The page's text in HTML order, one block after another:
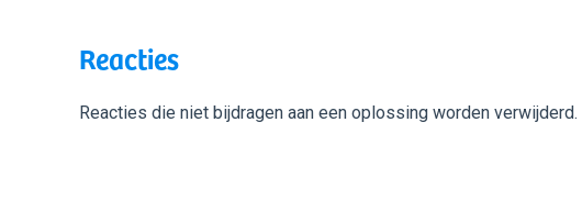
Reacties
Reacties die niet bijdragen aan een oplossing worden verwijderd.